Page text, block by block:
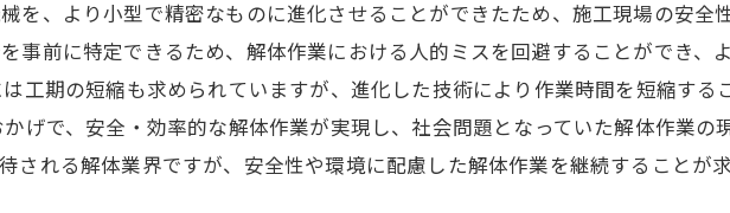
を、より小型で精密なものに進化させることができたため、施工現場の安全
事前に特定できるため、解体作業における人的ミスを回避することができ、
工期の短縮も求められていますが、進化した技術により作業時間を短縮する
げで、安全・効率的な解体作業が実現し、社会問題となっていた解体作業の
される解体業界ですが、安全性や環境に配慮した解体作業を継続することが求